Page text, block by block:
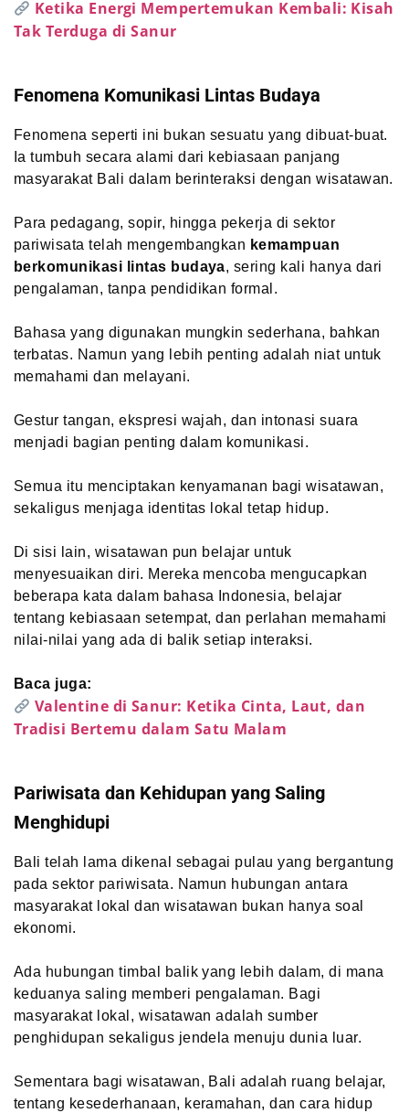
Ketika Energi Mempertemukan Kembali: Kisah
Tak Terduga di Sanur
Fenomena Komunikasi Lintas Budaya
Fenomena seperti ini bukan sesuatu yang dibuat-buat.
Ia tumbuh secara alami dari kebiasaan panjang
masyarakat Bali dalam berinteraksi dengan wisatawan.
Para pedagang, sopir, hingga pekerja di sektor
pariwisata telah mengembangkan kemampuan
berkomunikasi lintas budaya, sering kali hanya dari
pengalaman, tanpa pendidikan formal.
Bahasa yang digunakan mungkin sederhana, bahkan
terbatas. Namun yang lebih penting adalah niat untuk
memahami dan melayani.
Gestur tangan, ekspresi wajah, dan intonasi suara
menjadi bagian penting dalam komunikasi.
Semua itu menciptakan kenyamanan bagi wisatawan,
sekaligus menjaga identitas lokal tetap hidup.
Di sisi lain, wisatawan pun belajar untuk
menyesuaikan diri. Mereka mencoba mengucapkan
beberapa kata dalam bahasa Indonesia, belajar
tentang kebiasaan setempat, dan perlahan memahami
nilai-nilai yang ada di balik setiap interaksi.
Baca juga:
Valentine di Sanur: Ketika Cinta, Laut, dan
Tradisi Bertemu dalam Satu Malam
Pariwisata dan Kehidupan yang Saling
Menghidupi
Bali telah lama dikenal sebagai pulau yang bergantung
pada sektor pariwisata. Namun hubungan antara
masyarakat lokal dan wisatawan bukan hanya soal
ekonomi.
Ada hubungan timbal balik yang lebih dalam, di mana
keduanya saling memberi pengalaman. Bagi
masyarakat lokal, wisatawan adalah sumber
penghidupan sekaligus jendela menuju dunia luar.
Sementara bagi wisatawan, Bali adalah ruang belajar,
tentang kesederhanaan, keramahan, dan cara hidup